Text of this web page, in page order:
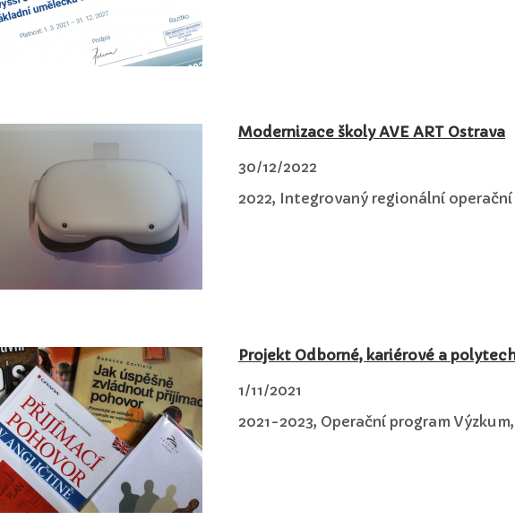
Modernizace školy AVE ART Ostrava
30/12/2022
2022, Integrovaný regionální
Projekt Odborné, kariérové a
1/11/2021
2021-2023, Operační program